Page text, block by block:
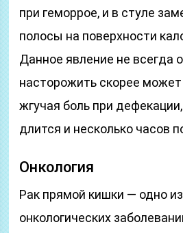
при геморрое, и в стуле
полосы на поверхности
Данное явление не всегда
насторожить скорее
жгучая боль при
длится и несколько часов
Онкология
Рак прямой кишки — одно
онкологических